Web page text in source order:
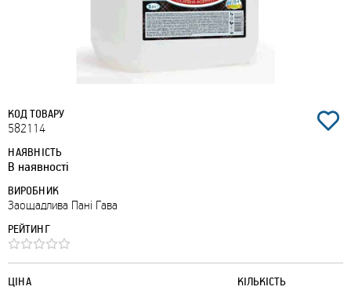
КОД ТОВАРУ
582114
НАЯВНІСТЬ
В наявності
ВИРОБНИК
Заощадлива Пані Гава
РЕЙТИНГ
КІЛЬКІСТЬ
ЦІНА